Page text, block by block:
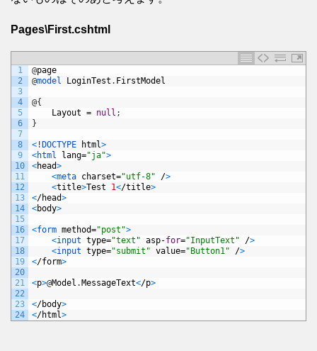
Pages\First.cshtml
1
2
3
4
5
6
7
8
9
10
11
12
13
14
15
16
17
18
19
20
21
22
23
24
@page
@model LoginTest . FirstModel
@{
Layout = null ;
}
< ! DOCTYPE html>
<html lang="ja">
<head>
<meta charset="utf-8" />
<title>Test 1</title>
</head>
<body>
<form method="post">
<input type="text" asp-for="InputText" />
<input type="submit" value="Button1" />
</form>
<p>@Model . MessageText</p>
</body>
</html>